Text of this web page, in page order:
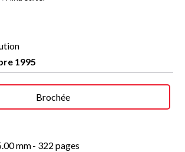
1995
Brochée
mm- 322 pages